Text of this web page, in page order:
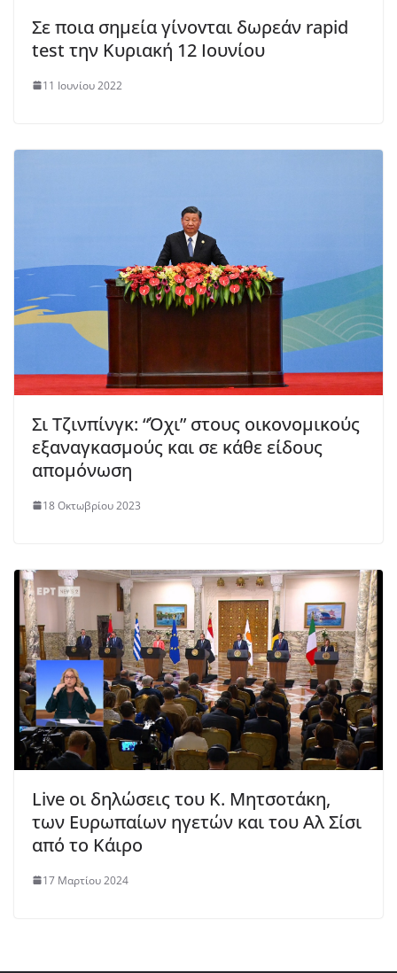
Σε ποια σημεία γίνοvται δωρεάν rapid
test την Κυριακή 12 Ιουνίου
11 Ιουνίου 2022
Σι Τζινπίνγκ: “Όχι” στους οικονομικούς
εξαναγκασμούς και σε κάθε είδους
απομόνωση
18 Οκτωβρίου 2023
Live οι δηλώσεις του Κ. Μητσοτάκη,
των Ευρωπαίων ηγετών και του Αλ Σίσι
από το Κάιρο
17 Μαρτίου 2024